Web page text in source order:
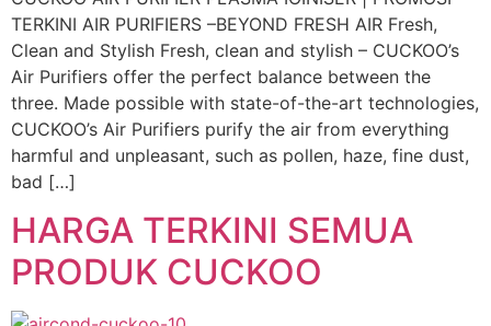
TERKINI AIR PURIFIERS –BEYOND FRESH AIR Fresh,
Clean and Stylish Fresh, clean and stylish – CUCKOO’s
Air Purifiers offer the perfect balance between the
three. Made possible with state-of-the-art technologies,
CUCKOO’s Air Purifiers purify the air from everything
harmful and unpleasant, such as pollen, haze, fine dust,
bad […]
HARGA TERKINI SEMUA
PRODUK CUCKOO